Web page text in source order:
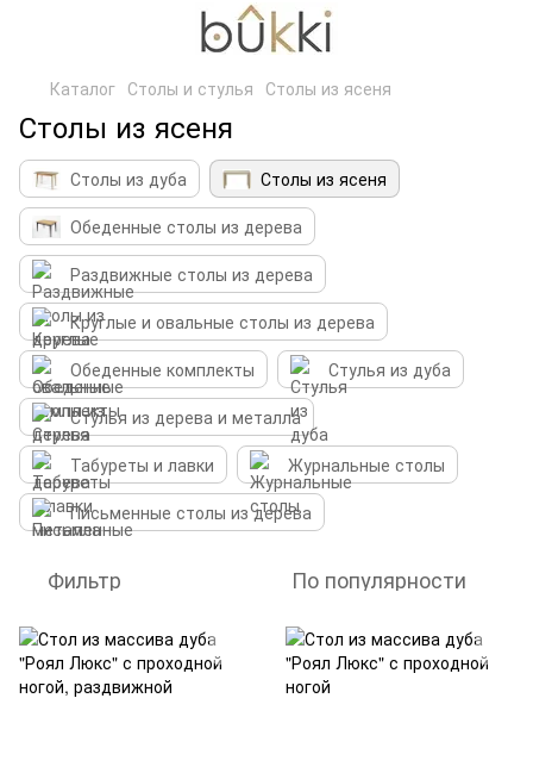
Каталог Столы и стулья Столы из ясеня
Столы из ясеня
Столы из дуба
Столы из ясеня
Обеденные столы из дерева
Раздвижные столы из дерева
Круглые и овальные столы из дерева
Обеденные комплекты
Стулья из дуба
Стулья из дерева и металла
Табуреты и лавки
Журнальные столы
Письменные столы из дерева
Фильтр По популярности